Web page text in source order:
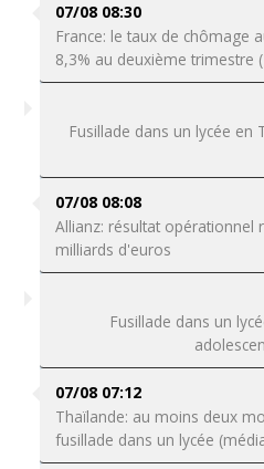
07/08 08:30
France: le taux de chômage
8,3% au deuxième trimestre
Fusillade dans un lycée en
07/08 08:08
Allianz: résultat opérationnel
milliards d'euros
Fusillade dans un
07/08 07:12
Thaïlande: au moins deux
fusillade dans un lycée